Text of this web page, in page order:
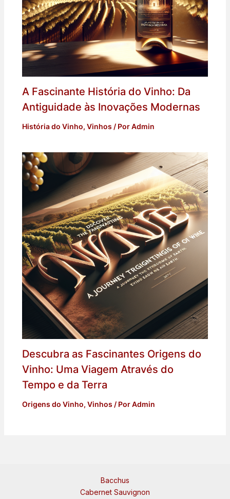
A Fascinante História do Vinho: Da
Antiguidade às Inovações Modernas
História do Vinho, Vinhos / PorAdmin
Descubra as Fascinantes Origens do
Vinho: Uma Viagem Através do
Tempo e da Terra
Origens do Vinho, Vinhos / PorAdmin
Bacchus
Cabernet Sauvignon